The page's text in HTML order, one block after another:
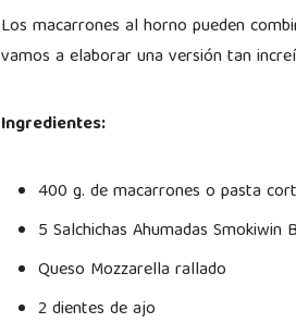
Los macarrones al horno pueden
vamos a elaborar una versión tan
Ingredientes:
400 g. de macarrones o pasta
5 Salchichas Ahumadas Smokiwin
Queso Mozzarella rallado
2 dientes de ajo